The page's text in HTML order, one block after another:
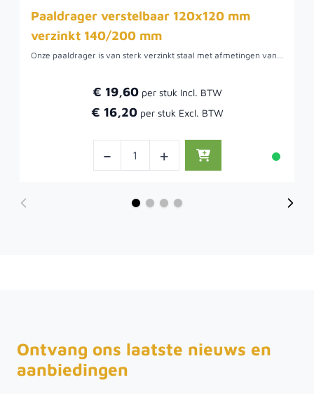
Paaldrager verstelbaar 120x120 mm
verzinkt 140/200 mm
Onze paaldrager is van sterk verzinkt staal met afmetingen van120x120 mm. Deze metalen paaldrager is alleen geschikt voor lichtgewicht constructies. Deze drager voorkomt het rotten van uw tuinpalen doordat de staander niet nat wordt. Een verstelbare paaldrager wordt ook wel minipoer genoemd.
€ 19,60
€ 16,20
- +
Ontvang ons laatste nieuws en
aanbiedingen